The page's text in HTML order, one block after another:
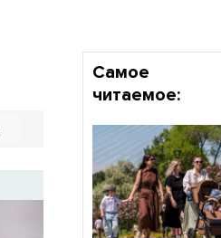
Самое
читаемое: